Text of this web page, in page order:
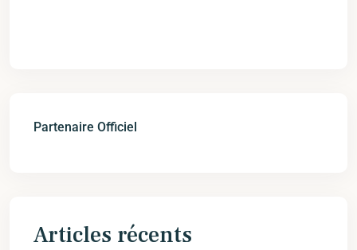
Partenaire Officiel
Articles récents